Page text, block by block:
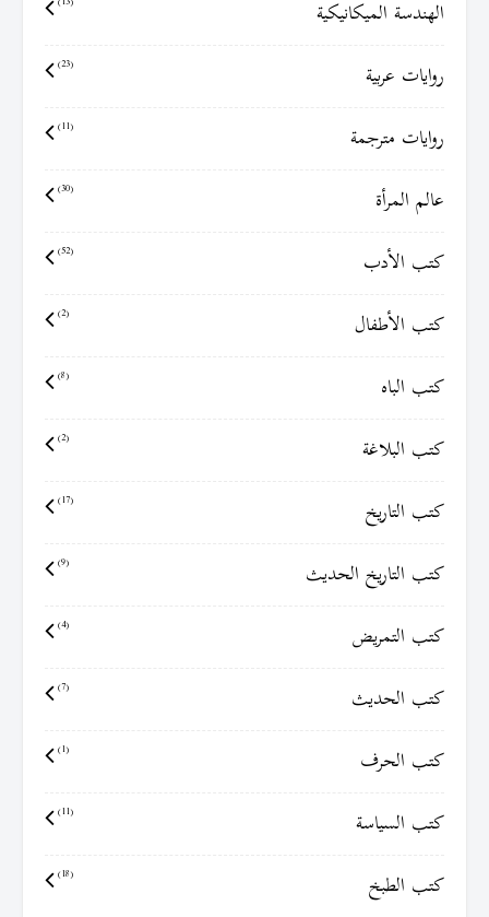
الهندسة الميكانيكية
روايات عربية (23)
روايات مترجمة (11)
عالم المرأة (30)
كتب الأدب (52)
كتب الأطفال (2)
كتب الباه (8)
كتب البلاغة (2)
كتب التاريخ (17)
كتب التاريخ الحديث (9)
كتب التمريض (4)
كتب الحديث (7)
كتب الحرف (1)
كتب السياسة (11)
كتب الطبخ (18)